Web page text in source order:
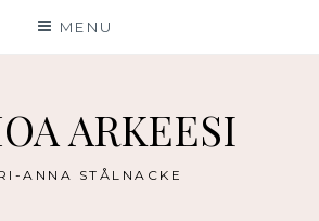
MENU
ARKEESI
ANNA STÅLNACKE